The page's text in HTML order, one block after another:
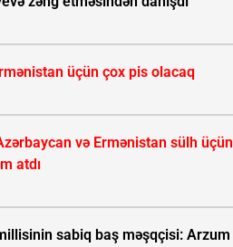
üçün çox pis olacaq
və Ermənistan sülh üçün
atdı
sabiq baş məşqçisi: Arzum